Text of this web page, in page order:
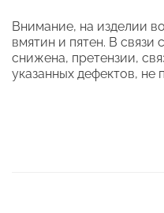
Внимание, на изделии
вмятин и пятен. В связи
снижена, претензии,
указанных дефектов, не